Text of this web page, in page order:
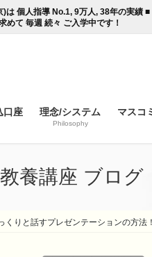
個人指導 No.1, 9万人, 38年の実績
て 毎週 続々 ご入学中です！
口座 理念/システム
Philosophy
マスコ
養講座 ブログ
くりと話すプレゼンテーションの方法！